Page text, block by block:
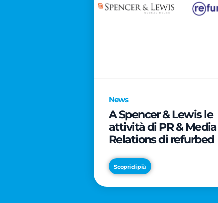
News
A Spencer & Lewis le
attività di PR & Media
Relations di refurbed
Scopri di più